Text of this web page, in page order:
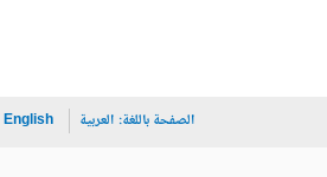
الصفحة باللغة: العربية English